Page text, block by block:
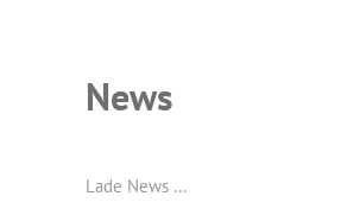
News
Lade News …